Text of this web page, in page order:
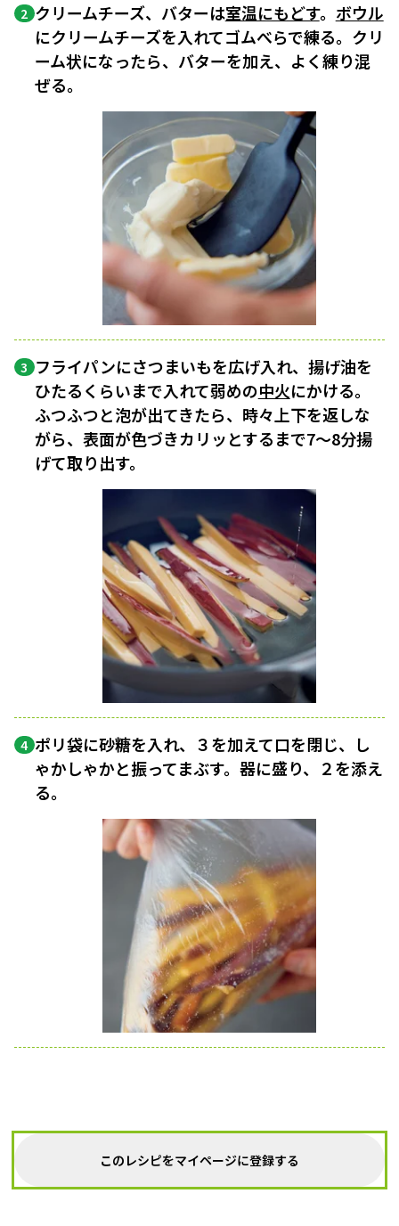
2 クリームチーズ、バターは室温にもどす。 ボウル
にクリームチーズを入れてゴムべらで練る。クリ
ーム状になったら、バターを加え、よく練り混
ぜる。
3 フライパンにさつまいもを広げ入れ、揚げ油を
ひたるくらいまで入れて弱めの中火にかける。
ふつふつと泡が出てきたら、時々上下を返しな
がら、表面が色づきカリッとするまで7～8分揚
げて取り出す。
4 ポリ袋に砂糖を入れ、３を加えて口を閉じ、し
ゃかしゃかと振ってまぶす。器に盛り、２を添え
る。
このレシピをマイページに登録する